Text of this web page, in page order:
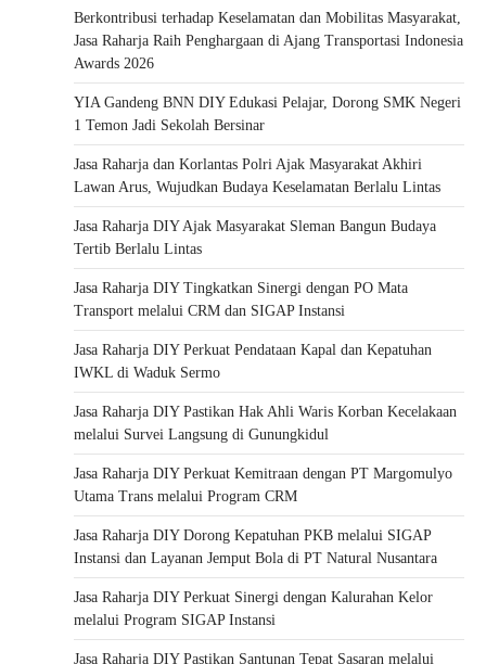
Berkontribusi terhadap Keselamatan dan Mobilitas Masyarakat,
Jasa Raharja Raih Penghargaan di Ajang Transportasi Indonesia
Awards 2026
YIA Gandeng BNN DIY Edukasi Pelajar, Dorong SMK Negeri
1 Temon Jadi Sekolah Bersinar
Jasa Raharja dan Korlantas Polri Ajak Masyarakat Akhiri
Lawan Arus, Wujudkan Budaya Keselamatan Berlalu Lintas
Jasa Raharja DIY Ajak Masyarakat Sleman Bangun Budaya
Tertib Berlalu Lintas
Jasa Raharja DIY Tingkatkan Sinergi dengan PO Mata
Transport melalui CRM dan SIGAP Instansi
Jasa Raharja DIY Perkuat Pendataan Kapal dan Kepatuhan
IWKL di Waduk Sermo
Jasa Raharja DIY Pastikan Hak Ahli Waris Korban Kecelakaan
melalui Survei Langsung di Gunungkidul
Jasa Raharja DIY Perkuat Kemitraan dengan PT Margomulyo
Utama Trans melalui Program CRM
Jasa Raharja DIY Dorong Kepatuhan PKB melalui SIGAP
Instansi dan Layanan Jemput Bola di PT Natural Nusantara
Jasa Raharja DIY Perkuat Sinergi dengan Kalurahan Kelor
melalui Program SIGAP Instansi
Jasa Raharja DIY Pastikan Santunan Tepat Sasaran melalui